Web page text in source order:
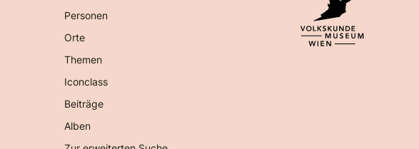
Personen
Orte
Themen
Iconclass
Beiträge
Alben